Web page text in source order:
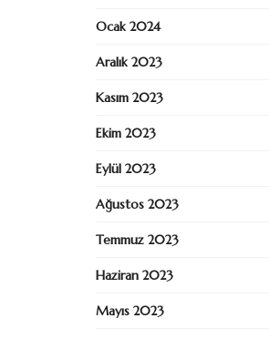
Ocak 2024
Aralık 2023
Kasım 2023
Ekim 2023
Eylül 2023
Ağustos 2023
Temmuz 2023
Haziran 2023
Mayıs 2023